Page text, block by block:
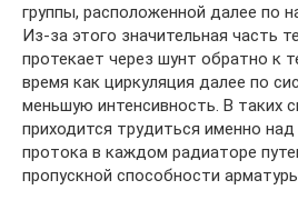
группы, расположенной далее по
Из-за этого значительная часть
протекает через шунт обратно к
время как циркуляция далее по
меньшую интенсивность. В таких
приходится трудиться именно
протока в каждом радиаторе
пропускной способности